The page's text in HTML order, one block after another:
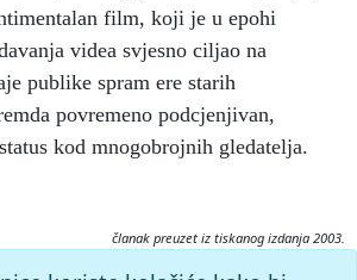
film, koji je u epohi
videa svjesno ciljao na
publike spram ere starih
povremeno podcjenjivan,
kod mnogobrojnih gledatelja.
članak preuzet iz tiskanog izdanja 2003.